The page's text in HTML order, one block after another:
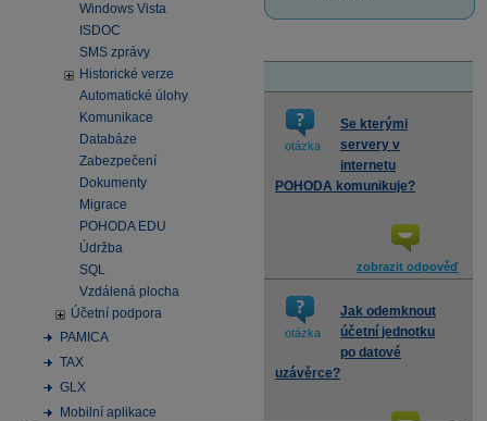
Windows Vista
ISDOC
SMS zprávy
Historické verze
Automatické úlohy
Komunikace
Databáze
Zabezpečení
Dokumenty
Migrace
POHODA EDU
Údržba
SQL
Vzdálená plocha
Účetní podpora
PAMICA
TAX
GLX
Mobilní aplikace
otázka
Se kterými
servery v
internetu
POHODA komunikuje?
zobrazit odpověď
otázka
Jak odemknout
účetní jednotku
po datové
uzávěrce?